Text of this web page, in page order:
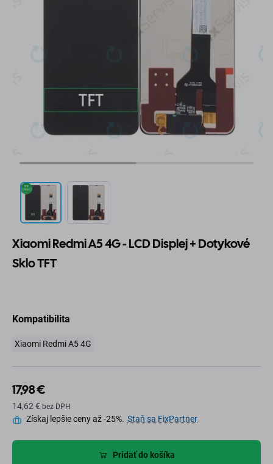
Xiaomi Redmi A5 4G - LCD Displej + Dotykové
Sklo TFT
Kompatibilita
Xiaomi Redmi A5 4G
17,98 €
14,62 € bez DPH
Získaj lepšie ceny až -25%. Staň sa FixPartner
Pridať do košíka